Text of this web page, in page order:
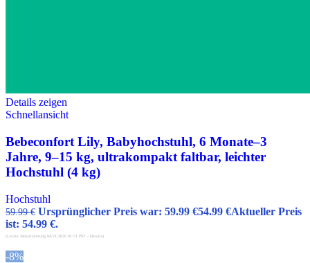
Details zeigen
Schnellansicht
Bebeconfort Lily, Babyhochstuhl, 6 Monate–3
Jahre, 9–15 kg, ultrakompakt faltbar, leichter
Hochstuhl (4 kg)
Hochstuhl
59.99€ Ursprünglicher Preis war: 59.99 €54.99 €Aktueller Preis
ist: 54.99 €.
(Letzte Aktualisierung 04/21/2026 01:51 PST - Details)
-8%